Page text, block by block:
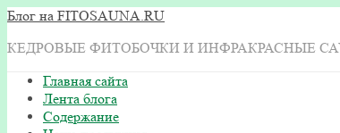
Блог на FITOSAUNA.RU
КЕДРОВЫЕ ФИТОБОЧКИ И ИНФРАКРАСНЫЕ
Главная сайта
Лента блога
Содержание